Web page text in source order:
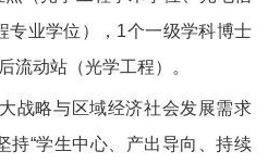
业学位）， 1个一级学科博士
流动站（光学工程）。
战略与区域经济社会发展需求
持“学生中心、产出导向、持续